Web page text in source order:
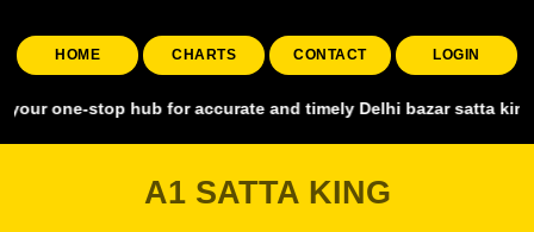
HOME CHARTS CONTACT LOGIN
hub for accurate and timely Delhi bazar satta king,
A1 SATTA KING